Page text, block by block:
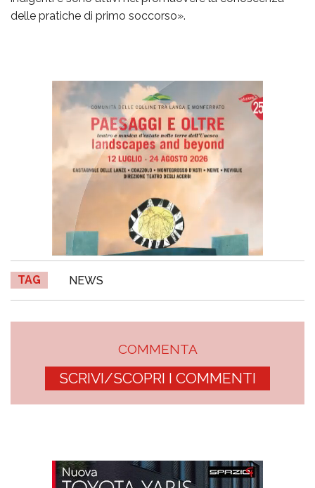
delle pratiche di primo soccorso».
TAG NEWS
COMMENTA
SCRIVI/SCOPRI I COMMENTI